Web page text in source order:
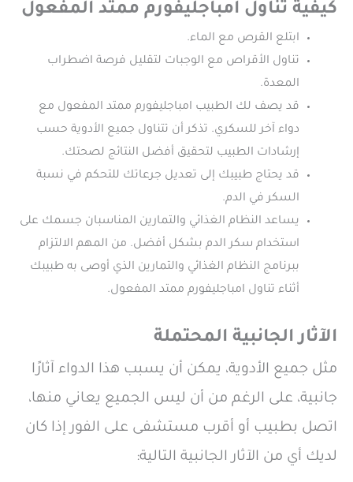
كيفية تناول امباجليفورم ممتد المفعول
ابتلع القرص مع الماء.
تناول الأقراص مع الوجبات لتقليل فرصة اضطراب
المعدة.
قد يصف لك الطبيب امباجليفورم ممتد المفعول مع
دواء آخر للسكري. تذكر أن تتناول جميع الأدوية حسب
إرشادات الطبيب لتحقيق أفضل النتائج لصحتك.
قد يحتاج طبيبك إلى تعديل جرعاتك للتحكم في نسبة
السكر في الدم.
يساعد النظام الغذائي والتمارين المناسبان جسمك على
استخدام سكر الدم بشكل أفضل. من المهم الالتزام
ببرنامج النظام الغذائي والتمارين الذي أوصى به طبيبك
أثناء تناول امباجليفورم ممتد المفعول.
الآثار الجانبية المحتملة
مثل جميع الأدوية، يمكن أن يسبب هذا الدواء آثارًا
جانبية، على الرغم من أن ليس الجميع يعاني منها،
اتصل بطبيب أو أقرب مستشفى على الفور إذا كان
لديك أي من الآثار الجانبية التالية: